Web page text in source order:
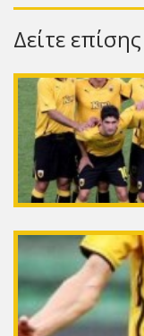
Δείτε επίσης